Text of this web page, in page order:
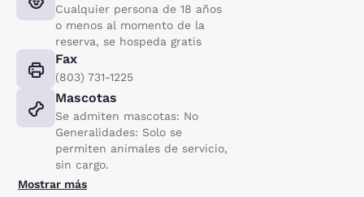
Cualquier persona de 18 años
o menos al momento de la
reserva, se hospeda gratis
Fax
(803) 731-1225
Mascotas
Se admiten mascotas: No
Generalidades: Solo se
permiten animales de servicio,
sin cargo.
Mostrar más